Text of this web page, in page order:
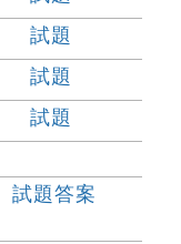
試題
試題
試題
試題答案